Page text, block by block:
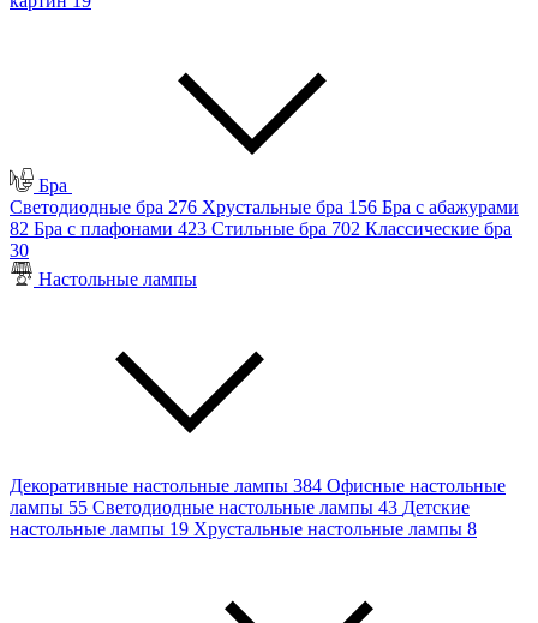
Бра
Светодиодные бра 276 Хрустальные бра 156 Бра с абажурами
82 Бра с плафонами 423 Стильные бра 702 Классические бра
30
Настольные лампы
Декоративные настольные лампы 384 Офисные настольные
лампы 55 Светодиодные настольные лампы 43 Детские
настольные лампы 19 Хрустальные настольные лампы 8